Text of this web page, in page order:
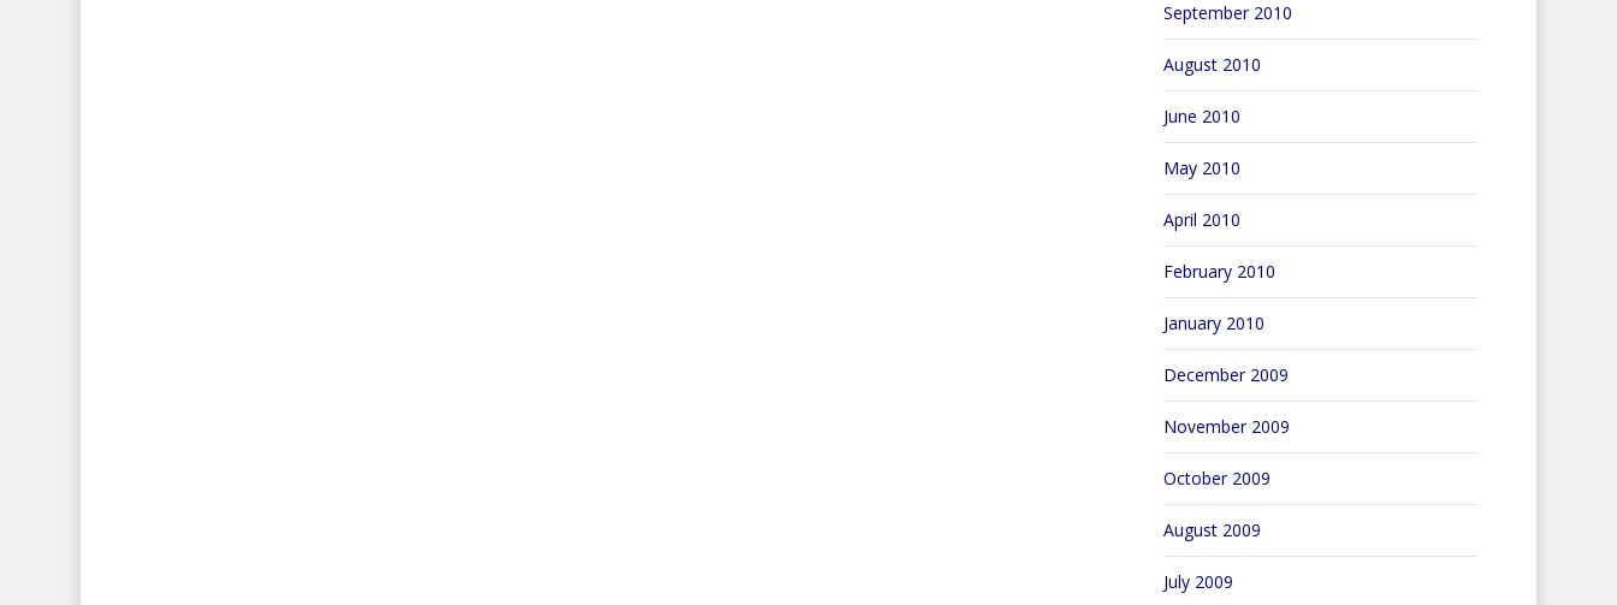
September 2010
August 2010
June 2010
May 2010
April 2010
February 2010
January 2010
December 2009
November 2009
October 2009
August 2009
July 2009